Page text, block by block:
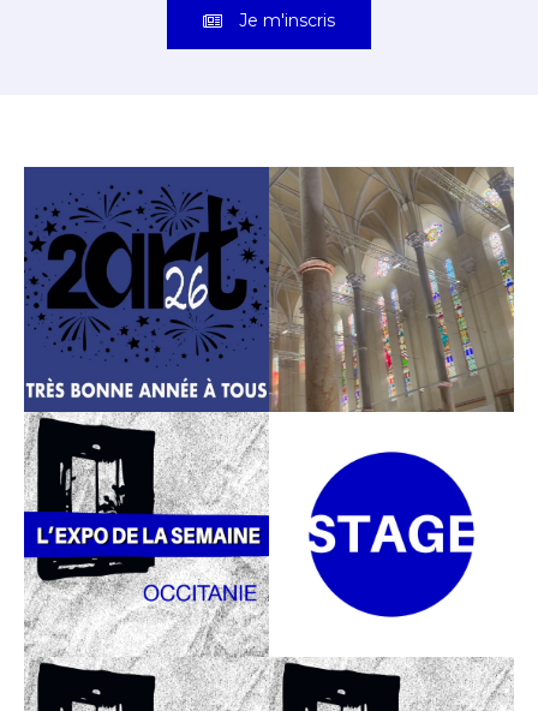
Je m'inscris